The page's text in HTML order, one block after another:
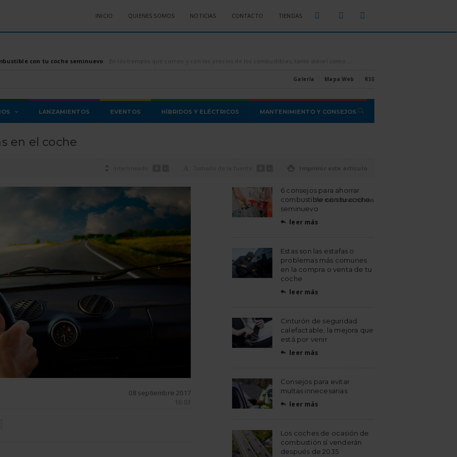
INICIO QUIENES SOMOS NOTICIAS CONTACTO TIENDAS
con tu coche seminuevo En los tiempos que corren y con los precios de los combustibles, tanto diésel como gasolina, disparados por los aires, es conveniente intentar ahorrar todo el combustible que se pueda, [...]
Galería Mapa Web RSS
LANZAMIENTOS EVENTOS HÍBRIDOS Y ELÉCTRICOS MANTENIMIENTO Y CONSEJOS
en el coche
08 septiembre 2017
16:03
Ver más últimas noticias
6 consejos para ahorrar
combustible con tu coche
seminuevo
 leer más
Estas son las estafas o
problemas más comunes
en la compra o venta de tu
coche
 leer más
Cinturón de seguridad
calefactable, la mejora que
está por venir
 leer más
Consejos para evitar
multas innecesarias
 leer más
Los coches de ocasión de
combustión sí venderán
después de 2035